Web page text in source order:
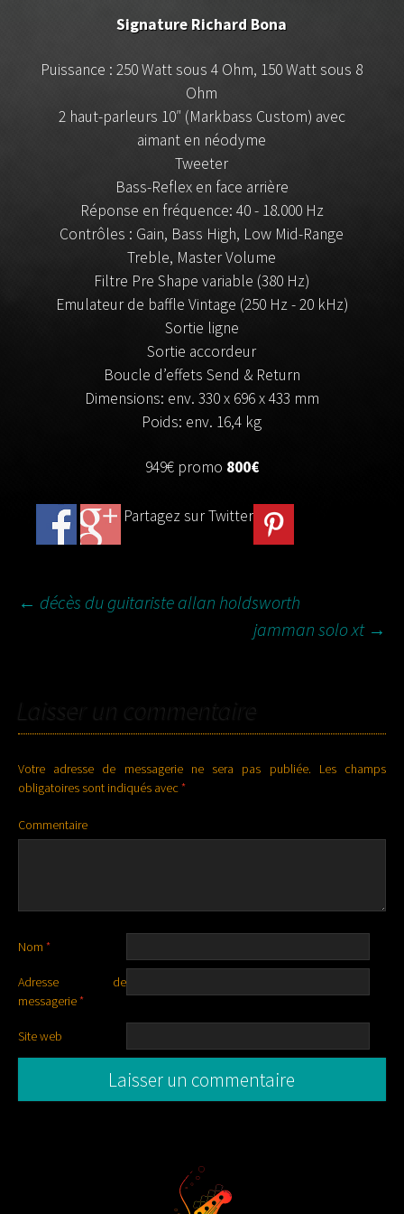
Signature Richard Bona
Puissance : 250 Watt sous 4 Ohm, 150 Watt sous 8
Ohm
2 haut-parleurs 10″ (Markbass Custom) avec
aimant en néodyme
Tweeter
Bass-Reflex en face arrière
Réponse en fréquence: 40 - 18.000 Hz
Contrôles : Gain, Bass High, Low Mid-Range
Treble, Master Volume
Filtre Pre Shape variable (380 Hz)
Emulateur de baffle Vintage (250 Hz - 20 kHz)
Sortie ligne
Sortie accordeur
Boucle d’effets Send & Return
Dimensions: env. 330 x 696 x 433 mm
Poids: env. 16,4 kg
949€ promo 800€
Partagez sur Twitter
NAVIGATION DES
ARTICLES
← décès du guitariste allan holdsworth
jamman solo xt →
Laisser un commentaire
Votre adresse de messagerie ne sera pas publiée. Les champs
obligatoires sont indiqués avec*
Commentaire
Nom *
Adresse de
messagerie*
Site web